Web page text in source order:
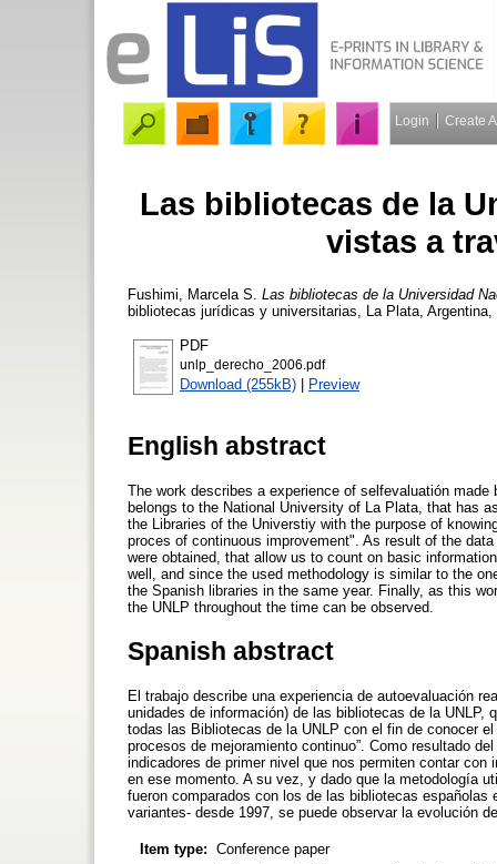
Login Create
Las bibliotecas de la
vistas a
Fushimi, Marcela S. Las bibliotecas de la Universidad
bibliotecas jurídicas y universitarias, La Plata,
PDF
unlp_derecho_2006.pdf
Download (255kB) | Preview
English abstract
The work describes a experience of selfevaluatión
belongs to the National University of La Plata, that has
the Libraries of the Universtiy with the purpose of
proces of continuous improvement". As result of the
were obtained, that allow us to count on basic
well, and since the used methodology is similar to the
the Spanish libraries in the same year. Finally, as this
the UNLP throughout the time can be observed.
Spanish abstract
El trabajo describe una experiencia de autoevaluación
unidades de información) de las bibliotecas de la UNLP,
todas las Bibliotecas de la UNLP con el fin de conocer
procesos de mejoramiento continuo”. Como resultado
indicadores de primer nivel que nos permiten contar
en ese momento. A su vez, y dado que la metodología
fueron comparados con los de las bibliotecas
variantes- desde 1997, se puede observar la evolución
Item type: Conference paper